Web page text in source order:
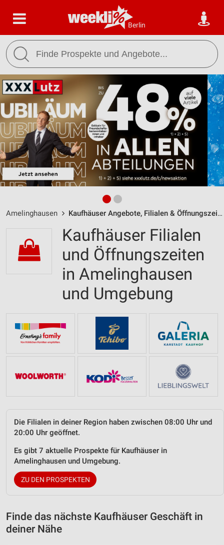
Berlin
Amelinghausen Kaufhäuser Angebote, Filialen & Öffnungszeiten
Kaufhäuser Filialen
und Öffnungszeiten
in Amelinghausen
und Umgebung
Die Filialen in deiner Region haben zwischen 08:00 Uhr und
20:00 Uhr geöffnet.
Es gibt 7 aktuelle Prospekte für Kaufhäuser in
Amelinghausen und Umgebung.
ZU DEN PROSPEKTEN
Finde das nächste Kaufhäuser Geschäft in
deiner Nähe